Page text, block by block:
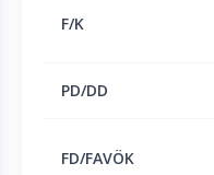
F/K
PD/DD
FD/FAVÖK